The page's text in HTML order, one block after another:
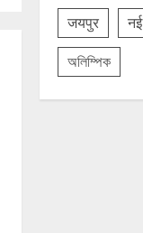
जयपुर
অলিম্পিক